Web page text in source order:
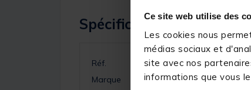
Ce site web utilise des
Les cookies nous
médias sociaux et
site avec nos
informations que vous
Spécifications
Réf.
Marque